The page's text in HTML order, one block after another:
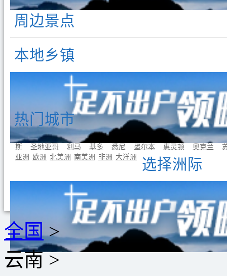
周边景点
本地乡镇
热门城市
曼谷 东京 首尔 吉隆坡 罗马 伦敦
雅典
斯
圣地亚哥 利马 基多 悉尼 墨尔本 惠灵顿 奥克兰
选择洲际
亚洲 欧洲 北美洲 南美洲 非洲 大洋洲
全国 >
云南 >